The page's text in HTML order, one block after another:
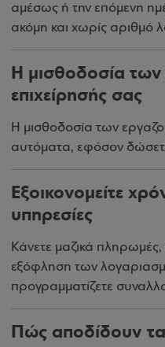
αμέσως ή την επόμενη
ακόμη και χωρίς αριθμό
H μισθοδοσία
επιχείρησής σας
Η μισθοδοσία των
αυτόματα, εφόσον
Εξοικονομείτε
υπηρεσίες
Κάνετε μαζικά πληρωμές,
εξόφληση των
προγραμματίζετε
Πώς αποδίδουν